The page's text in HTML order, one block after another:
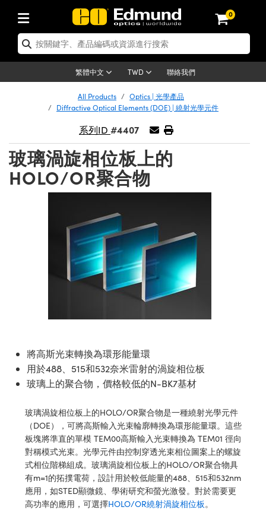
0
繁體中文 TWD 聯絡我們
| 光學產品
| 光學濾光片
Optics | 偏振光學元件
| 繞射光柵
| 光學組装
| 光纖
| 超快光學
Sputtering) Coated Optics |
濺鍍）鍍膜光學元件
Elements (DOE) | 繞射光
Optics | 雷射光學
| 雷射濾光片
| 超快光學
Assemblies | 雷射光學元件組
Shaping | 雷射光束整形
| 雷射偏光片
| 光機組件
System | 光學籠式系統
| 臺式系統
and Breadboards | 光學平臺
and Slides | 平臺和滑塊
| 光圈類
| 顯微鏡
| Mitutoyo 物鏡
| Nikon 物鏡
| ZEISS 物鏡
Objectives
Objectives | 有限共軛物鏡
| 反射物鏡
Lighting |顯微鏡照明
Systems| 體視顯微鏡系統
Filters | 顯微鏡濾光片
Lenses | 變焦鏡頭模組
Targets | 顯微鏡標靶
Stage Micrometers | 刻劃板或
| 雷射
and Electronics | 雷射
| 雷射防護
| 雷射配件
| 實驗室和生產線
Lenses | 成像鏡頭
Lenses | 定焦鏡頭
Magnification Lenses
Objectives | 顯微鏡物鏡
Lenses for Harsh Environments
and Advanced
| 影視製作和高級攝影
| 相機
Cameras | Gigabit乙太網相
Cameras | Teledyne Dalsa
Cameras | Allied Vision 相機
Cameras | IDS 相機
and Optomechanics |
and Illumination | 照明
Lighting | 機器視覺光源
Lighting |顯微鏡照明
| 雷射光源
Sources | 其他光源
Targets | 測試板
Targets | 解析度測試板
Targets | 畸變測試版
Level Test Targets | 色卡測試板
| USAF 測試版
and Detection | 測試與監測
| 光學度量
Solutions | 機器視覺方案
and Electronics | 雷射
品
測器
and Roughness Standards | 表
Tools | 量測工具
and Detection
and Production | 實驗室和生產
| 清潔用品
Handling Tools | 零件夾持用品
| 光學膠
Products | Acktar 黑色吸
| 暗室器材
Accessories | UV固化設備
性裝置
Production
應用選購
| 光譜儀
Imaging
Tomography
By Brand
Development Systems
Optical Company
Products | 新品專區
Lenses
| 清倉品
| 清倉光學產品
| 清倉顯微鏡
| 清倉相機
| 清倉照明
Products | 重新認證產
| 重新認證光學產品
| 重新認證光機
| 重新認證雷射
| 重新認證顯微鏡
| 重新認證相機
| 重新認證照明
and Detection
用品
All Products
Optics | 光學產品
Diffractive Optical Elements (DOE) | 繞射光學元件
系列ID #4407
玻璃渦旋相位板上的
HOLO/OR聚合物
將高斯光束轉換為環形能量環
用於488、515和532奈米雷射的渦旋相位板
玻璃上的聚合物，價格較低的N-BK7基材
玻璃渦旋相位板上的HOLO/OR聚合物是一種繞射光學元件
（DOE），可將高斯輸入光束輪廓轉換為環形能量環。這些
板塊將準直的單模 TEM00高斯輸入光束轉換為 TEM01 徑向
對稱模式光束。光學元件由控制穿透光束相位圖案上的螺旋
式相位階梯組成。玻璃渦旋相位板上的HOLO/OR聚合物具
有m=1的拓撲電荷，設計用於較低能量的488、515和532nm
應用，如STED顯微鏡、學術研究和螢光激發。對於需要更
高功率的應用，可選擇HOLO/OR繞射渦旋相位板。